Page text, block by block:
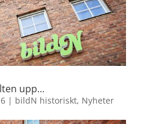
upp…
| bildN historiskt, Nyheter